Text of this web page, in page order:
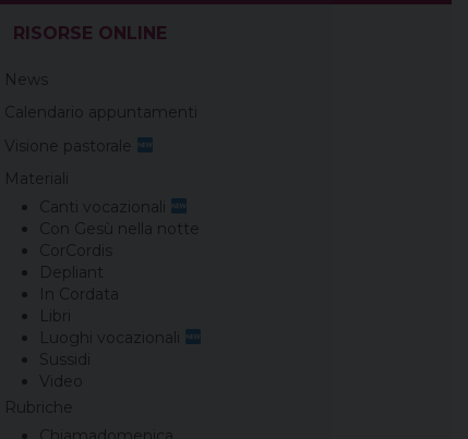
RISORSE ONLINE
News
Calendario appuntamenti
Visione pastorale
Materiali
Canti vocazionali
Con Gesù nella notte
CorCordis
Depliant
In Cordata
Libri
Luoghi vocazionali
Sussidi
Video
Rubriche